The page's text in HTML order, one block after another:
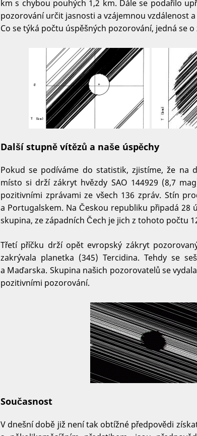
km s chybou pouhých 1,2 km. Dále se podařilo
pozorování určit jasnosti a vzájemnou vzdálenost
Co se týká počtu úspěšných pozorování, jedná se
Další stupně vítězů a naše úspěchy
Pokud se podíváme do statistik, zjistíme, že na
místo si drží zákryt hvězdy SAO 144929 (8,7
pozitivními zprávami ze všech 136 zpráv. Stín
a Portugalskem. Na Českou republiku připadá
skupina, ze západních Čech je jich z tohoto počtu
Třetí příčku drží opět evropský zákryt
zakrývala planetka (345) Tercidina. Tehdy se
a Maďarska. Skupina našich pozorovatelů se
pozitivními pozorování.
Současnost
V dnešní době již není tak obtížné předpovědi